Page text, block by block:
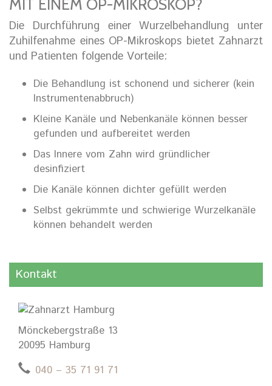
MIT EINEM OP-MIKROSKOP?
Die Durchführung einer Wurzelbehandlung unter
Zuhilfenahme eines OP-Mikroskops bietet Zahnarzt
und Patienten folgende Vorteile:
Die Behandlung ist schonend und sicherer (kein
Instrumentenabbruch)
Kleine Kanäle und Nebenkanäle können besser
gefunden und aufbereitet werden
Das Innere vom Zahn wird gründlicher
desinfiziert
Die Kanäle können dichter gefüllt werden
Selbst gekrümmte und schwierige Wurzelkanäle
können behandelt werden
Kontakt
Mönckebergstraße 13
20095 Hamburg
040 – 35 71 91 71